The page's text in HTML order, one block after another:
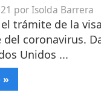
por Isolda Barrera
trámite de la
coronavirus.
Unidos ...
»